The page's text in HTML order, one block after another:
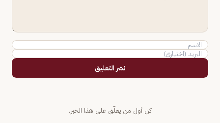
نشر التعليق
كن أول من يعلّق على هذا الخبر.